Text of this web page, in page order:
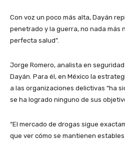
Con voz un poco más alta, Dayán
penetrado y la guerra, no nada más
perfecta salud”.
Jorge Romero, analista en
Dayán. Para él, en México la
a las organizaciones delictivas “ha
se ha logrado ninguno de sus
“El mercado de drogas sigue
que ver cómo se mantienen